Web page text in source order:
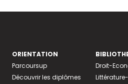
ORIENTATION
Parcoursup
Découvrir les diplômes
Droit-